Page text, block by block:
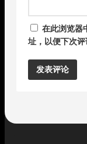
在此浏览器
址，以便下次评